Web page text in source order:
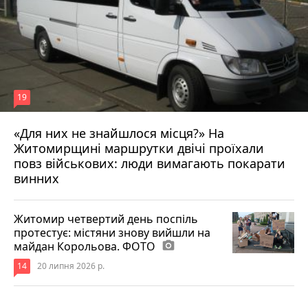
«Для них не знайшлося місця?» На
Житомирщині маршрутки двічі проїхали
повз військових: люди вимагають покарати
винних
19
17 липня 2026 р.
Житомир четвертий день поспіль
протестує: містяни знову вийшли на
майдан Корольова. ФОТО photo_camera
14 20 липня 2026 р.